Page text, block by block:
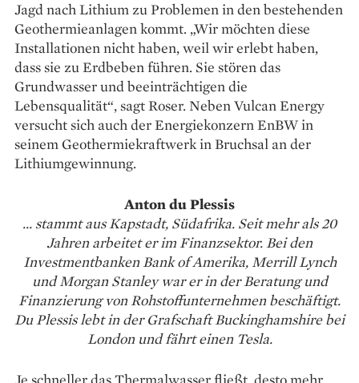
Jagd nach Lithium zu Problemen in den bestehenden
Geo­thermieanlagen kommt. „Wir möchten diese
Installationen nicht haben, weil wir erlebt haben,
dass sie zu Erdbeben führen. Sie stören das
Grundwasser und beeinträchtigen die
Lebensqualität“, sagt Roser. Neben Vulcan Energy
versucht sich auch der Energiekonzern EnBW in
seinem Geothermiekraftwerk in Bruchsal an der
Lithiumgewinnung.
Anton du Plessis
... stammt aus Kapstadt, Südafrika. Seit mehr als 20
Jahren arbeitet er im Finanzsektor. Bei den
Investmentbanken Bank of Amerika, Merrill Lynch
und Morgan Stanley war er in der Beratung und
Finanzierung von Rohstoffunternehmen beschäftigt.
Du Plessis lebt in der Grafschaft Buckinghamshire bei
London und fährt einen Tesla.
Je schneller das Thermalwasser fließt, desto mehr